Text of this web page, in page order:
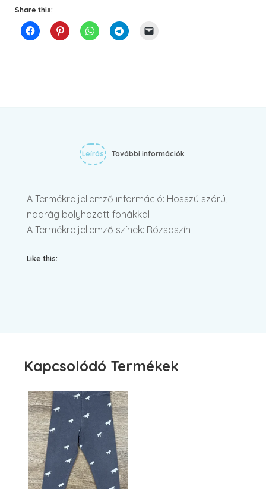
Share this:
Leírás További információk
A Termékre jellemző információ: Hosszú szárú,
nadrág bolyhozott fonákkal
A Termékre jellemző színek: Rózsaszín
Like this:
Kapcsolódó Termékek